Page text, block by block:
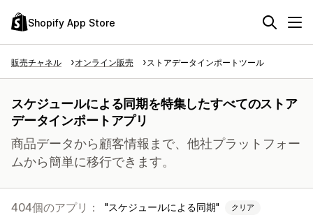
Shopify App Store
販売チャネル オンライン販売 ストアデータインポートツール
スケジュールによる同期を特集したすべてのストア
データインポートアプリ
商品データから顧客情報まで、他社プラットフォー
ムから簡単に移行できます。
404個のアプリ： スケジュールによる同期 クリア